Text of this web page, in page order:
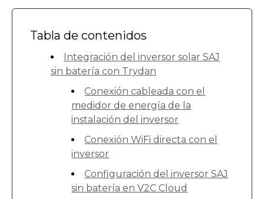
Tabla de contenidos
Integración del inversor solar SAJ
sin batería con Trydan
Conexión cableada con el
medidor de energía de la
instalación del inversor
Conexión WiFi directa con el
inversor
Configuración del inversor SAJ
sin batería en V2C Cloud